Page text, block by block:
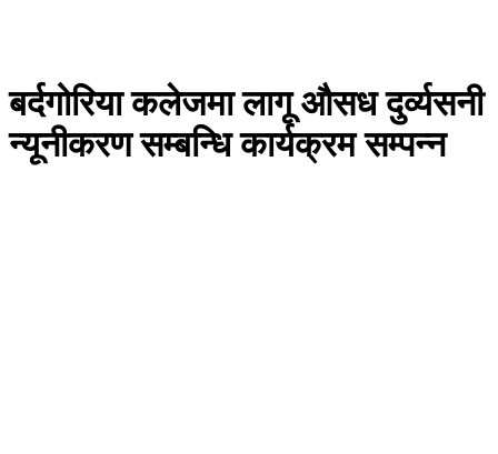
बर्दगोरिया कलेजमा लागू औसध दुर्व्यसनी
न्यूनीकरण सम्बन्धि कार्यक्रम सम्पन्न